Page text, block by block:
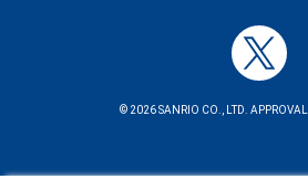
© 2026 SANRIO CO., LTD.